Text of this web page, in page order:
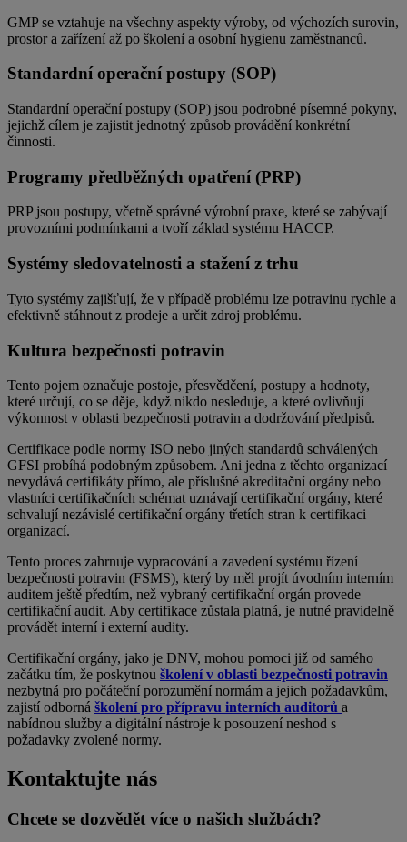
GMP se vztahuje na všechny aspekty výroby, od výchozích surovin,
prostor a zařízení až po školení a osobní hygienu zaměstnanců.
Standardní operační postupy (SOP)
Standardní operační postupy (SOP) jsou podrobné písemné pokyny,
jejichž cílem je zajistit jednotný způsob provádění konkrétní
činnosti.
Programy předběžných opatření (PRP)
PRP jsou postupy, včetně správné výrobní praxe, které se zabývají
provozními podmínkami a tvoří základ systému HACCP.
Systémy sledovatelnosti a stažení z trhu
Tyto systémy zajišťují, že v případě problému lze potravinu rychle a
efektivně stáhnout z prodeje a určit zdroj problému.
Kultura bezpečnosti potravin
Tento pojem označuje postoje, přesvědčení, postupy a hodnoty,
které určují, co se děje, když nikdo nesleduje, a které ovlivňují
výkonnost v oblasti bezpečnosti potravin a dodržování předpisů.
Certifikace podle normy ISO nebo jiných standardů schválených
GFSI probíhá podobným způsobem. Ani jedna z těchto organizací
nevydává certifikáty přímo, ale příslušné akreditační orgány nebo
vlastníci certifikačních schémat uznávají certifikační orgány, které
schvalují nezávislé certifikační orgány třetích stran k certifikaci
organizací.
Tento proces zahrnuje vypracování a zavedení systému řízení
bezpečnosti potravin (FSMS), který by měl projít úvodním interním
auditem ještě předtím, než vybraný certifikační orgán provede
certifikační audit. Aby certifikace zůstala platná, je nutné pravidelně
provádět interní i externí audity.
Certifikační orgány, jako je DNV, mohou pomoci již od samého
začátku tím, že poskytnou školení v oblasti bezpečnosti potravin
nezbytná pro počáteční porozumění normám a jejich požadavkům,
zajistí odborná školení pro přípravu interních auditorů a
nabídnou služby a digitální nástroje k posouzení neshod s
požadavky zvolené normy.
Kontaktujte nás
Chcete se dozvědět více o našich službách?